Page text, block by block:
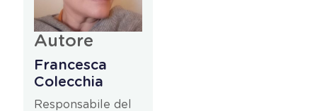
Autore
Francesca
Colecchia
Responsabile del